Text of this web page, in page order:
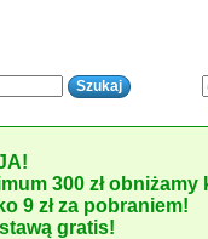
300 zł obniżamy
9 zł za pobraniem!
gratis!